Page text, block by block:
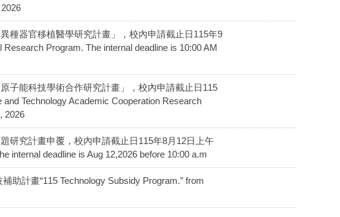
種器官移植醫學研究計畫」，校內申請截止日115年9
Program. The internal deadline is 10:00 AM
子能科技學術合作研究計畫」，校內申請截止日115
Technology Academic Cooperation Research
2026
研究計畫申覆，校內申請截止日115年8月12日上午
internal deadline is Aug 12,2026 before 10:00 a.m
助計畫“115 Technology Subsidy Program.” from